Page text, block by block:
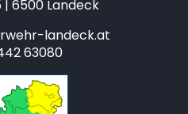
6500 Landeck
landeck.at
63080